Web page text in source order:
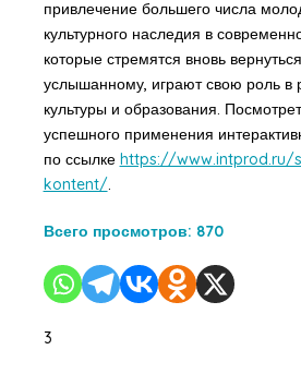
привлечение большего числа
культурного наследия в
которые стремятся вновь
услышанному, играют свою роль в
культуры и образования.
успешного применения
по ссылке https://www.intprod.ru/
kontent/.
Всего просмотров: 870
3